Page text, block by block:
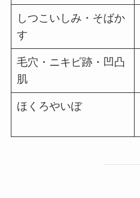
しつこいしみ・そばか
す
毛穴・ニキビ跡・凹凸
肌
ほくろやいぼ